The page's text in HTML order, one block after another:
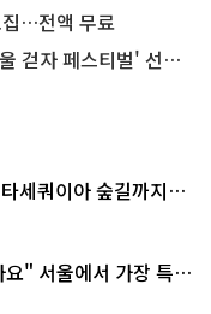
집…전액 무료
스티벌' 선착순 5천명
세쿼이아 숲길까지…
" 서울에서 가장 특별